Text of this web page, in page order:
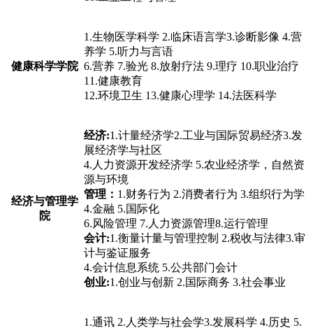
健康科学学院
1.生物医学科学 2.临床语言学3.诊断影像 4.营
养学 5.听力与言语
6.营养 7.验光 8.放射疗法 9.理疗 10.职业治疗
11.健康教育
12.环境卫生 13.健康心理学 14.法医科学
经济与管理学
院
经济:1.计量经济学2.工业与国际贸易经济3.发
展经济学与社区
4.人力资源开发经济学 5.农业经济学，自然资
源与环境
管理： 1.财务行为 2.消费者行为 3.组织行为学
4.金融 5.国际化
6.风险管理 7.人力资源管理8.运行管理
会计:1.衡量计量与管理控制 2.税收与法律3.审
计与鉴证服务
4.会计信息系统 5.公共部门会计
创业:1.创业与创新 2.国际商务 3.社会事业
1.通讯 2.人类学与社会学3.发展科学 4.历史 5.